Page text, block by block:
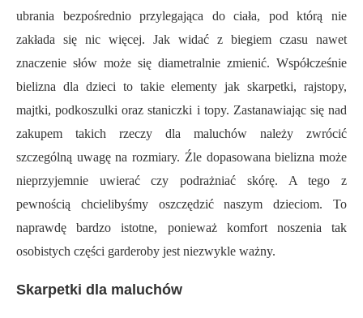
ubrania bezpośrednio przylegająca do ciała, pod którą nie
zakłada się nic więcej. Jak widać z biegiem czasu nawet
znaczenie słów może się diametralnie zmienić. Współcześnie
bielizna dla dzieci to takie elementy jak skarpetki, rajstopy,
majtki, podkoszulki oraz staniczki i topy. Zastanawiając się nad
zakupem takich rzeczy dla maluchów należy zwrócić
szczególną uwagę na rozmiary. Źle dopasowana bielizna może
nieprzyjemnie uwierać czy podrażniać skórę. A tego z
pewnością chcielibyśmy oszczędzić naszym dzieciom. To
naprawdę bardzo istotne, ponieważ komfort noszenia tak
osobistych części garderoby jest niezwykle ważny.
Skarpetki dla maluchów